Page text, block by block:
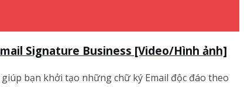
Signature Business [Video/Hình ảnh]
bạn khởi tạo những chữ ký Email độc đáo theo